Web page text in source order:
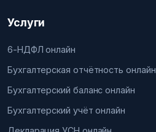
Услуги
6-НДФЛ онлайн
Бухгалтерская отчётность онлайн
Бухгалтерский баланс онлайн
Бухгалтерский учёт онлайн